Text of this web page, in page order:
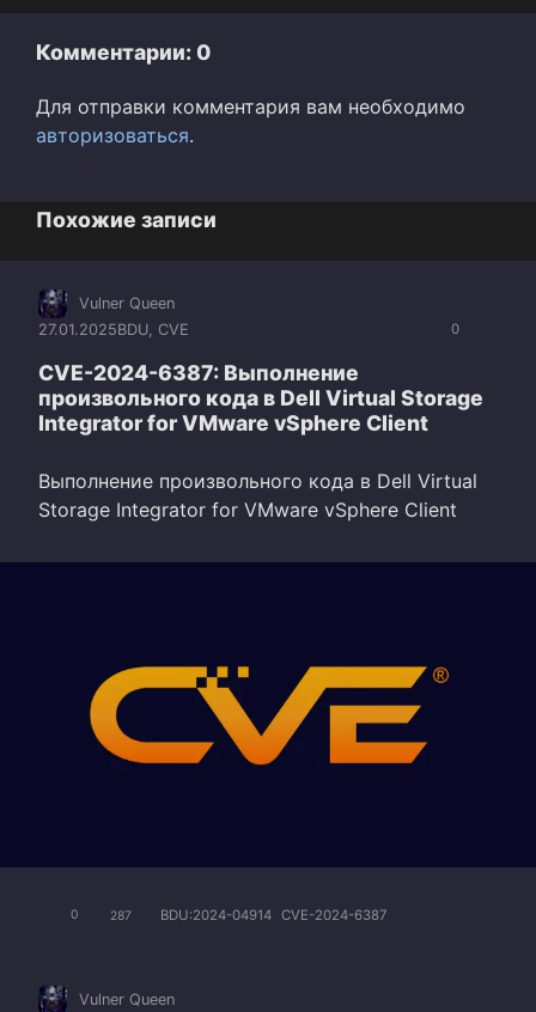
Комментарии: 0
Для отправки комментария вам необходимо
авторизоваться.
Похожие записи
0
Vulner Queen
27.01.2025BDU CVE
CVE-2024-6387: Выполнение
произвольного кода в Dell Virtual Storage
Integrator for VMware vSphere Client
Выполнение произвольного кода в Dell Virtual
Storage Integrator for VMware vSphere Client
0 287 BDU:2024-04914 CVE-2024-6387
Vulner Queen